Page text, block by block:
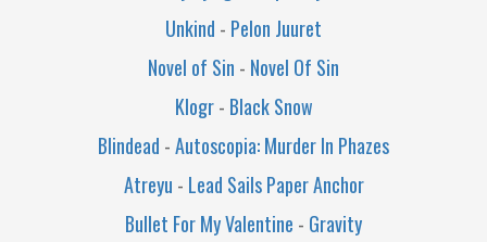
Unkind - Pelon Juuret
Novel of Sin - Novel Of Sin
Klogr- Black Snow
Blindead -Autoscopia: Murder In Phazes
Atreyu - Lead Sails Paper Anchor
Bullet For My Valentine - Gravity